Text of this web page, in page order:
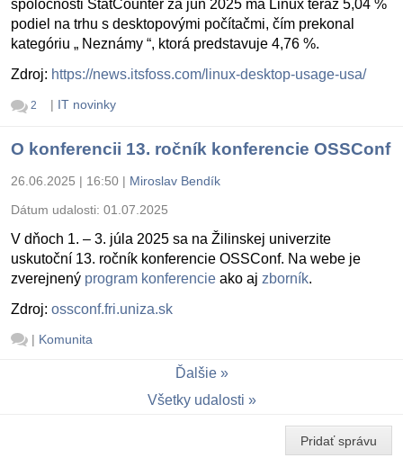
spoločnosti StatCounter za jún 2025 má Linux teraz 5,04 %
podiel na trhu s desktopovými počítačmi, čím prekonal
kategóriu „ Neznámy “, ktorá predstavuje 4,76 %.
Zdroj: https://news.itsfoss.com/linux-desktop-usage-usa/
2 | IT novinky
O konferencii 13. ročník konferencie OSSConf
26.06.2025 | 16:50 | Miroslav Bendík
Dátum udalosti: 01.07.2025
V dňoch 1. – 3. júla 2025 sa na Žilinskej univerzite
uskutoční 13. ročník konferencie OSSConf. Na webe je
zverejnený program konferencie ako aj zborník.
Zdroj: ossconf.fri.uniza.sk
| Komunita
Ďalšie
Všetky udalosti
Pridať správu